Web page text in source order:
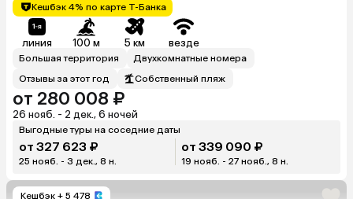
Кешбэк 4% по карте Т-Банка
линия 100 м 5 км везде
Большая территория
Двухкомнатные номера
Отзывы за этот год
Собственный пляж
от 280 008 ₽
26 нояб. - 2 дек., 6 ночей
Выгодные туры на соседние даты
от 327 623 ₽
25 нояб. - 3 дек., 8 н.
от 339 090 ₽
19 нояб. - 27 нояб., 8 н.
Кешбэк + 5 478